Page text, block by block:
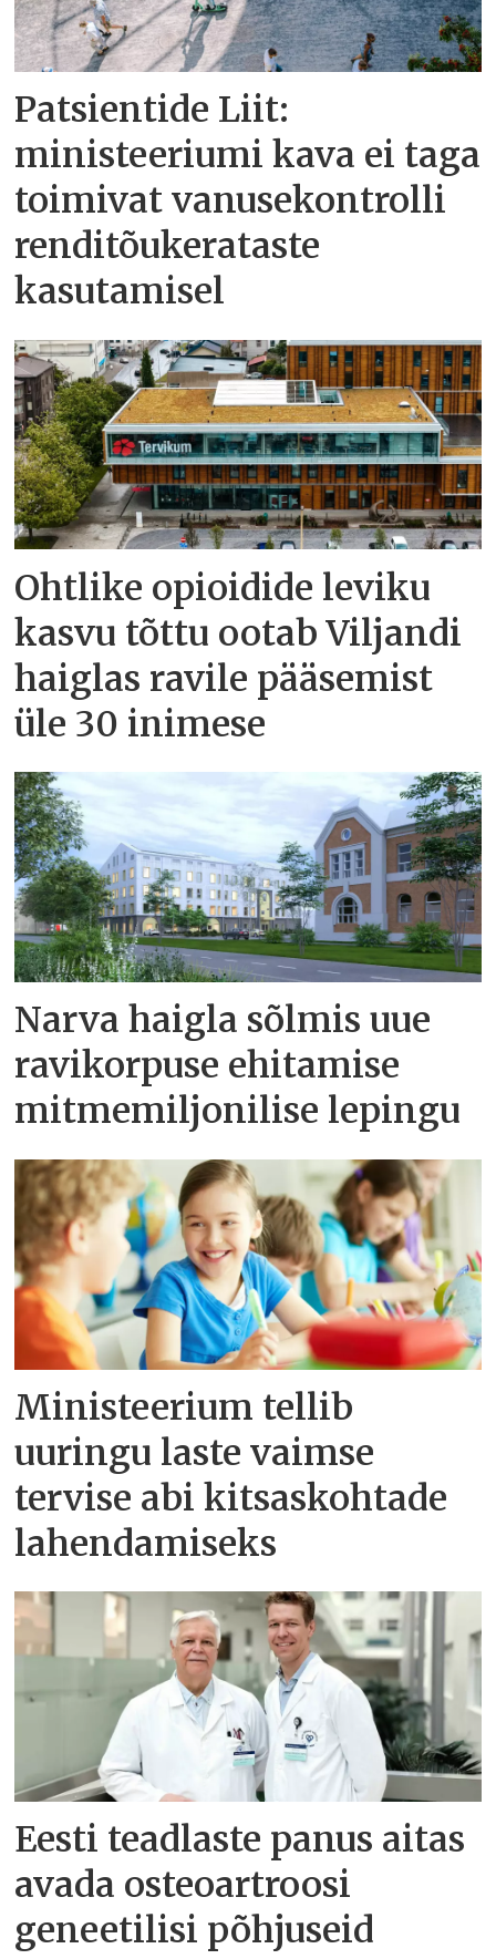
Patsientide Liit:
ministeeriumi kava ei taga
toimivat vanusekontrolli
renditõukerataste
kasutamisel
Ohtlike opioidide leviku
kasvu tõttu ootab Viljandi
haiglas ravile pääsemist
üle 30 inimese
Narva haigla sõlmis uue
ravikorpuse ehitamise
mitmemiljonilise lepingu
Ministeerium tellib
uuringu laste vaimse
tervise abi kitsaskohtade
lahendamiseks
Eesti teadlaste panus aitas
avada osteoartroosi
geneetilisi põhjuseid